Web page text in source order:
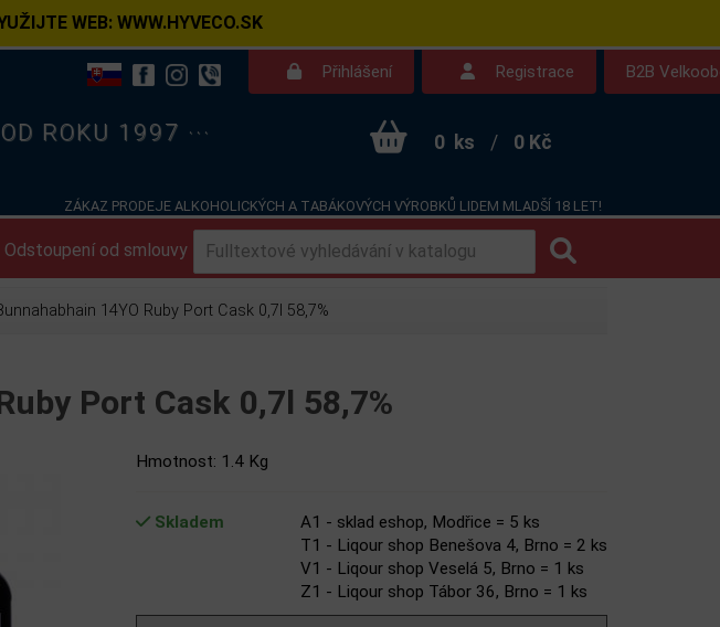
WEB: WWW.HYVECO.SK
Přihlášení Registrace B2B
ROKU 1997 ··· 0 ks / 0 Kč
ZÁKAZ PRODEJE ALKOHOLICKÝCH A TABÁKOVÝCH VÝROBKŮ LIDEM MLADŠÍ 18 LET!
Odstoupení od smlouvy Kontakt Dotazy
14YO Ruby Port Cask 0,7l 58,7%
Port Cask 0,7l 58,7%
Hmotnost: 1.4 Kg
Skladem
A1 - sklad eshop, Modřice = 5 ks
T1 - Liqour shop Benešova 4, Brno = 2 ks
V1 - Liqour shop Veselá 5, Brno = 1 ks
Z1 - Liqour shop Tábor 36, Brno = 1 ks